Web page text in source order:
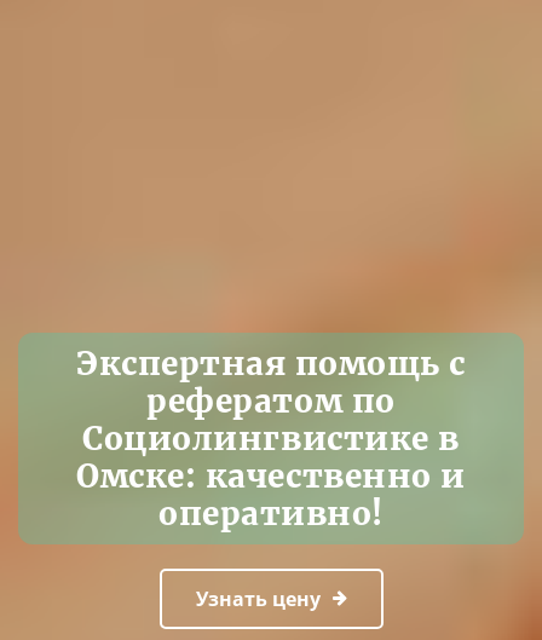
Экспертная помощь с
рефератом по
Социолингвистике в
Омске: качественно и
оперативно!
Узнать цену